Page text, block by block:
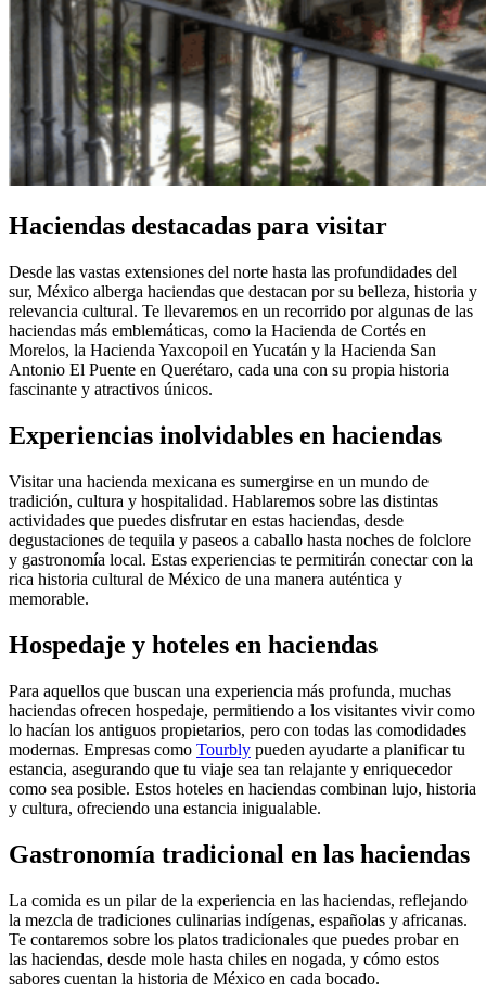
Haciendas destacadas para visitar
Desde las vastas extensiones del norte hasta las profundidades del
sur, México alberga haciendas que destacan por su belleza, historia y
relevancia cultural. Te llevaremos en un recorrido por algunas de las
haciendas más emblemáticas, como la Hacienda de Cortés en
Morelos, la Hacienda Yaxcopoil en Yucatán y la Hacienda San
Antonio El Puente en Querétaro, cada una con su propia historia
fascinante y atractivos únicos.
Experiencias inolvidables en haciendas
Visitar una hacienda mexicana es sumergirse en un mundo de
tradición, cultura y hospitalidad. Hablaremos sobre las distintas
actividades que puedes disfrutar en estas haciendas, desde
degustaciones de tequila y paseos a caballo hasta noches de folclore
y gastronomía local. Estas experiencias te permitirán conectar con la
rica historia cultural de México de una manera auténtica y
memorable.
Hospedaje y hoteles en haciendas
Para aquellos que buscan una experiencia más profunda, muchas
haciendas ofrecen hospedaje, permitiendo a los visitantes vivir como
lo hacían los antiguos propietarios, pero con todas las comodidades
modernas. Empresas como Tourbly pueden ayudarte a planificar tu
estancia, asegurando que tu viaje sea tan relajante y enriquecedor
como sea posible. Estos hoteles en haciendas combinan lujo, historia
y cultura, ofreciendo una estancia inigualable.
Gastronomía tradicional en las haciendas
La comida es un pilar de la experiencia en las haciendas, reflejando
la mezcla de tradiciones culinarias indígenas, españolas y africanas.
Te contaremos sobre los platos tradicionales que puedes probar en
las haciendas, desde mole hasta chiles en nogada, y cómo estos
sabores cuentan la historia de México en cada bocado.